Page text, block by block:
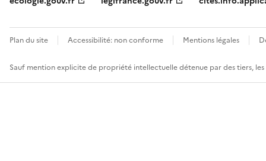
Plan du site Accessibilité: non conforme Mentions légales
Sauf mention explicite de propriété intellectuelle détenue par des tiers,